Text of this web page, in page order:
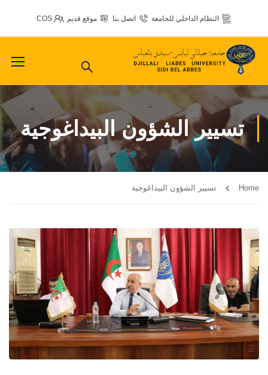
النظام الداخلي للجامعة اتصل بنا موقع قديم COS
تسيير الشؤون البيداغوجية
Home تسيير الشؤون البيداغوجية